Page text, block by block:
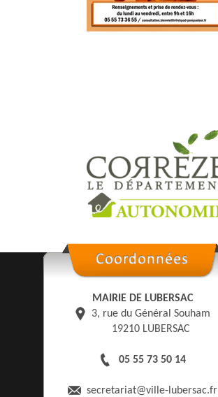
MAIRIE DE LUBERSAC
3, rue du Général Souham
19210 LUBERSAC
05 55 73 50 14
secretariat@ville-lubersac.fr